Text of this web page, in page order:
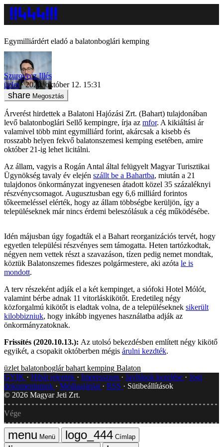
Egymilliárdért eladó a balatonboglári kemping
Szurovecz Illés
üzlet
2020. október 12. 15:31
Megosztás
Árverést hirdettek a Balatoni Hajózási Zrt. (Bahart) tulajdonában
levő balatonboglári Sellő kempingre, írja az mfor. A kikiáltási ár
valamivel több mint egymilliárd forint, akárcsak a kisebb és
rosszabb helyen fekvő balatonszemesi kemping esetében, amire
október 21-ig lehet licitálni.
Az állam, vagyis a Rogán Antal által felügyelt Magyar Turisztikai
Ügynökség tavaly év elején szállt be a Bahartba, miután a 21
tulajdonos önkormányzat ingyenesen átadott közel 35 százaléknyi
részvénycsomagot. Augusztusban egy 6,6 milliárd forintos
tőkeemeléssel elérték, hogy az állam többségbe kerüljön, így a
településeknek már nincs érdemi beleszólásuk a cég működésébe.
Idén májusban úgy fogadták el a Bahart reorganizációs tervét, hogy
egyetlen települési részvényes sem támogatta. Heten tartózkodtak,
négyen nem vettek részt a szavazáson, tízen pedig nemet mondtak,
köztük Balatonszemes fideszes polgármestere, aki azóta le is
mondott.
A terv részeként adják el a két kempinget, a siófoki Hotel Mólót,
valamint bérbe adnak 11 vitorláskikötőt. Eredetileg négy
közforgalmú kikötőt is eladtak volna, de a településeknek sikerült
kilobbizniuk, hogy inkább ingyenes használatba adják az
önkormányzatoknak.
Frissítés (2020.10.13.): Az utolsó bekezdésben említett négy kikötő
egyikét, a csopakit októberben mégis árulni kezdték.
üzlet balatonboglár bahart kemping Balaton
GYIK
Hibát jelentek Impresszum Javítások kezelése
Jogi
dokumentumok
Médiaajánlat RSS
Sütibeállítások
© 2026 Magyar Jeti Zrt.
Vége
Menü Címlap